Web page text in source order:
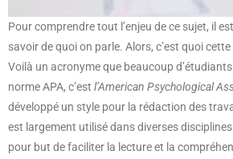
Pour comprendre tout l’enjeu de ce sujet, il
savoir de quoi on parle. Alors, c’est quoi
Voilà un acronyme que beaucoup
norme APA, c’est l’American Psychological
développé un style pour la rédaction des
est largement utilisé dans diverses
pour but de faciliter la lecture et la